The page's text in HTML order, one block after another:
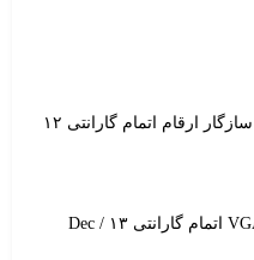
HDD : 1000GB-WD BLUE شرکت سازگار ارقام اتمام گارانتی ۱۲
VGA : GeForce GT 730 – 2GB GDDR5 اتمام گارانتی ۱۳ / Dec